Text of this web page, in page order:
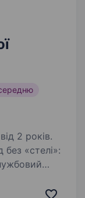
2 років.